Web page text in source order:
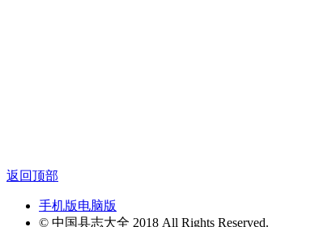
返回顶部
手机版电脑版
© 中国县志大全 2018 All Rights Reserved.